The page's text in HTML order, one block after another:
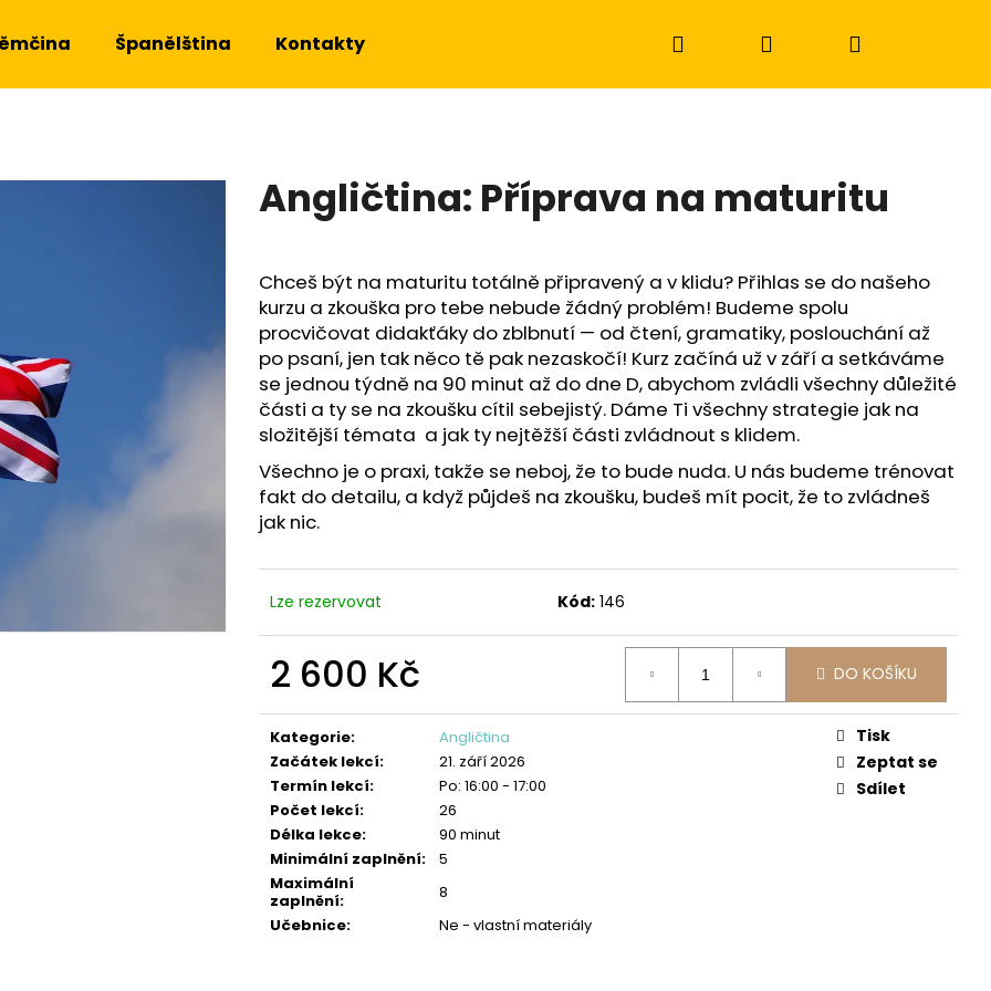
Španělština Kontakty Hledat PřihlášeníNákupní
Angličtina: Příprava na maturitu
Chceš být na maturitu totálně připravený a v klidu? Přihlas se do našeho
kurzu a zkouška pro tebe nebude žádný problém! Budeme spolu
procvičovat didakťáky do zblbnutí — od čtení, gramatiky, poslouchání až
po psaní, jen tak něco tě pak nezaskočí! Kurz začíná už v září a setkáváme
se jednou týdně na 90 minut až do dne D, abychom zvládli všechny důležité
části a ty se na zkoušku cítil sebejistý. Dáme Ti všechny strategie jak na
složitější témata a jak ty nejtěžší části zvládnout s klidem.
Všechno je o praxi, takže se neboj, že to bude nuda. U nás budeme trénovat
fakt do detailu, a když půjdeš na zkoušku, budeš mít pocit, že to zvládneš
jak nic.
Lze rezervovat Kód: 146
2 600 Kč
cena:
DO KOŠÍKU
Kategorie:
Angličtina
Začátek lekcí:
21. září 2026
Termín lekcí:
Po: 16:00 - 17:00
Počet lekcí:
26
Délka lekce:
90 minut
Minimální zaplnění:
5
Maximální
zaplnění:
8
Učebnice: Ne - vlastní materiály
Tisk
Zeptat se
Sdílet
HLEDAT
Následující
ANGLIČTINA: KONVERZACE PRO
STŘEDOŠKOLÁKY
ANGLIČTINA: STŘEDNĚ POKROČILÍ